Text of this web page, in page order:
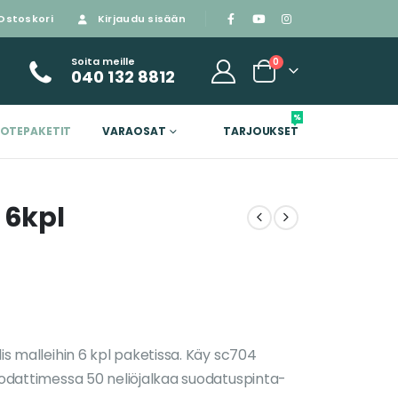
Kirjaudu sisään
Soita meille
040 132 8812
0
VARAOSAT TARJOUKSET
%
malleihin 6 kpl paketissa. Käy sc704
50 neliöjalkaa suodatuspinta-